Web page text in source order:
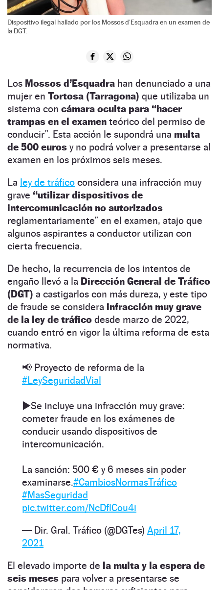
Dispositivo ilegal hallado por los Mossos d'Esquadra en un examen de
la DGT.
Los Mossos d’Esquadra han denunciado a una
mujer en Tortosa (Tarragona) que utilizaba un
sistema con cámara oculta para “hacer
trampas en el examen teórico del permiso de
conducir”. Esta acción le supondrá una multa
de 500 euros y no podrá volver a presentarse al
examen en los próximos seis meses.
La ley de tráfico considera una infracción muy
grave “utilizar dispositivos de
intercomunicación no autorizados
reglamentariamente” en el examen, atajo que
algunos aspirantes a conductor utilizan con
cierta frecuencia.
De hecho, la recurrencia de los intentos de
engaño llevó a la Dirección General de Tráfico
(DGT) a castigarlos con más dureza, y este tipo
de fraude se considera infracción muy grave
de la ley de tráfico desde marzo de 2022,
cuando entró en vigor la última reforma de esta
normativa.
📢 Proyecto de reforma de la
#LeySeguridadVial
▶️Se incluye una infracción muy grave:
cometer fraude en los exámenes de
conducir usando dispositivos de
intercomunicación.
La sanción: 500 € y 6 meses sin poder
examinarse.#CambiosNormasTráfico
#MasSeguridad
pic.twitter.com/NcDflCou4i
— Dir. Gral. Tráfico (@DGTes) April 17,
2021
El elevado importe de la multa y la espera de
seis meses para volver a presentarse se